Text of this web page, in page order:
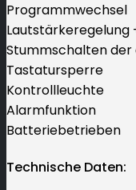
Programmwechsel
Lautstärkeregelung
Stummschalten der
Tastatursperre
Kontrollleuchte
Alarmfunktion
Batteriebetrieben
Technische Daten: